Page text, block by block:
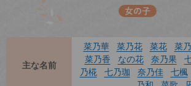
女の子
主な名前
菜乃華 菜乃花 菜花 菜
菜乃香
なの花 奈乃果
乃椛
七乃珈 奈乃佳 七楓